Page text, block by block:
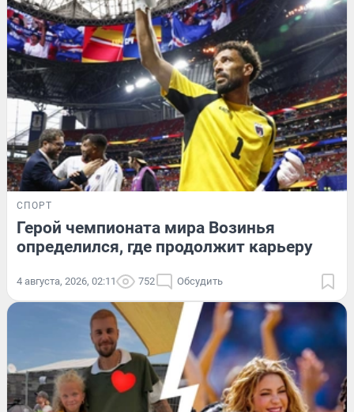
СПОРТ
Герой чемпионата мира Возинья
определился, где продолжит карьеру
4 августа, 2026, 02:11 752 Обсудить